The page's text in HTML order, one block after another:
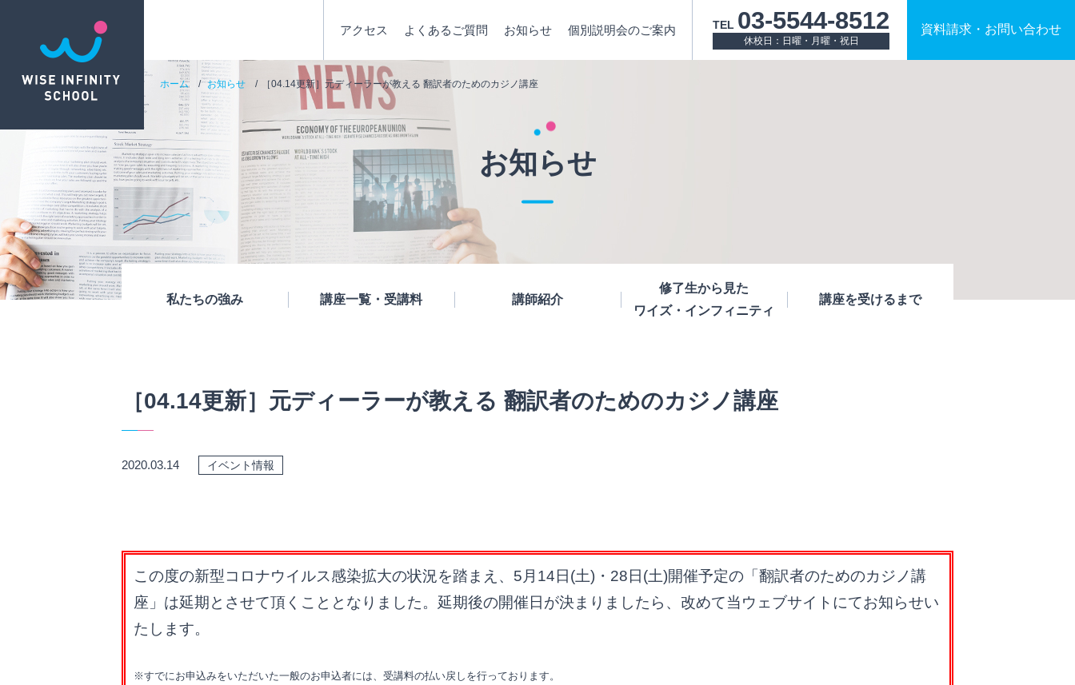
TEL 03-5544-8512
休校日：日曜・月曜・祝日
資料請求 ・ お問い合わせ
私たちの強み 講座一覧・受講料 講師紹介
修了生から見た
ワイズ・インフィニティ
講座を受けるまで
アクセス よくあるご質問 お知らせ 個別説明会のご案内
ホーム お知らせ ［04.14更新］元ディーラーが教える 翻訳者のためのカジノ講座
お知らせ
［04.14更新］元ディーラーが教える 翻訳者のためのカジノ講座
2020.03.14 イベント情報
この度の新型コロナウイルス感染拡大の状況を踏まえ、5月14日(土)・28日(土)開催予定の「翻訳者のためのカジノ講
座」は延期とさせて頂くこととなりました。延期後の開催日が決まりましたら、改めて当ウェブサイトにてお知らせい
たします。
※すでにお申込みをいただいた一般のお申込者には、受講料の払い戻しを行っております。